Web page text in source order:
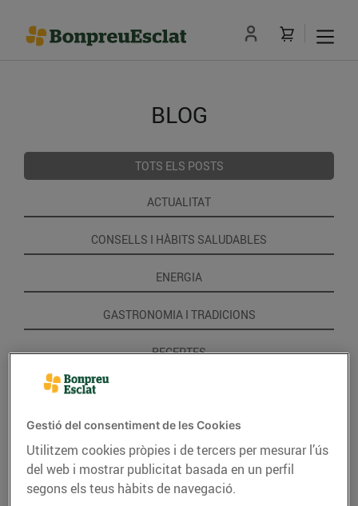
BLOG
TOTS ELS POSTS
ACTUALITAT
CONSELLS I HÀBITS SALUDABLES
ENERGIA
GASTRONOMIA I TRADICIONS
RECEPTES
Gestió del consentiment de les Cookies
Utilitzem cookies pròpies i de tercers per mesurar l’ús
del web i mostrar publicitat basada en un perfil
segons els teus hàbits de navegació.